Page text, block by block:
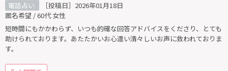
電話占い
［投稿日］2026年01月18日
匿名希望 / 60代 女性
短時間にもかかわらず、いつも的確な回答アドバイスをくださり、とても
助けられております。あたたかいお心遣い清々しいお声に救われておりま
す。